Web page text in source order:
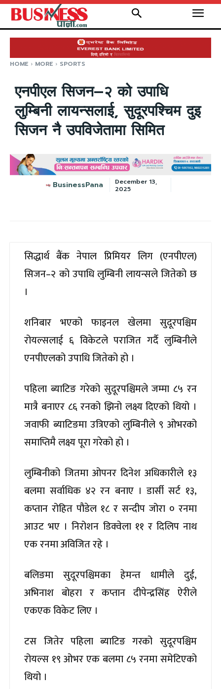
HOME MORE SPORTS
एनपीएल सिजन–२ को उपाधि
लुम्बिनी लायन्सलाई, सुदूरपश्चिम दुइ
सिजन नै उपविजेतामा सिमित
BusinessPana
December 13,
2025
सिद्धार्थ बैंक नेपाल प्रिमियर लिग (एनपीएल)
सिजन–२ को उपाधि लुम्बिनी लायन्सले जितेको छ
।
शनिबार भएको फाइनल खेलमा सुदूरपश्चिम
रोयल्सलाई ६ विकेटले पराजित गर्दै लुम्बिनीले
एनपीएलको उपाधि जितेको हो ।
पहिला ब्याटिङ गरेको सुदूरपश्चिमले जम्मा ८५ रन
मात्रै बनाएर ८६ रनको झिनो लक्ष्य दिएको थियो ।
जवाफी ब्याटिङमा उत्रिएको लुम्बिनीले ९ ओभरको
समाप्तिमै लक्ष्य पूरा गरेको हो ।
लुम्बिनीको जितमा ओपनर दिनेश अधिकारीले १३
बलमा सर्वाधिक ४२ रन बनाए । डार्सी सर्ट १३,
कप्तान रोहित पौडेल १८ र सन्दीप जोरा ० रनमा
आउट भए । निरोशन डिक्वेला ११ र दिलिप नाथ
एक रनमा अविजित रहे ।
बलिङमा सुदूरपश्चिमका हेमन्त धामीले दुई,
अभिनाश बोहरा र कप्तान दीपेन्द्रसिंह ऐरीले
एकएक विकेट लिए ।
टस जितेर पहिला ब्याटिङ गरको सुदूरपश्चिम
रोयल्स १९ ओभर एक बलमा ८५ रनमा समेटिएको
थियो ।